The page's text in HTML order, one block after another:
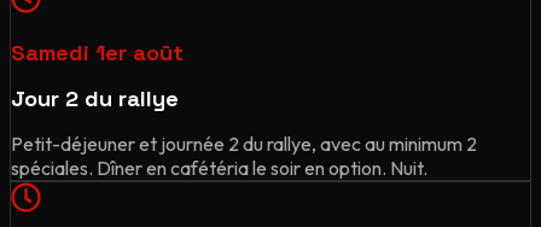
Samedi 1er août
Jour 2 du rallye
Petit-déjeuner et journée 2 du rallye, avec au minimum 2
spéciales. Dîner en cafétéria le soir en option. Nuit.